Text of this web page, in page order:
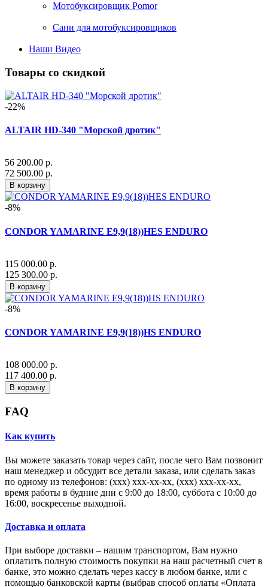
Мотобуксировщик Pomor
Сани для мотобуксировщиков
Наши Видео
Товары со скидкой
-22%
ALTAIR HD-340 "Морской дротик"
56 200.00 р.
72 500.00 р.
В корзину
-8%
CONDOR YAMARINE E9,9(18))HES ENDURO
115 000.00 р.
125 300.00 р.
В корзину
-8%
CONDOR YAMARINE E9,9(18))HS ENDURO
108 000.00 р.
117 400.00 р.
В корзину
FAQ
Как купить
Вы можете заказать товар через сайт, после чего Вам позвонит
наш менеджер и обсудит все детали заказа, или сделать заказ
по одному из телефонов: (xxx) xxx-xx-xx, (xxx) xxx-xx-xx,
время работы в будние дни с 9:00 до 18:00, суббота с 10:00 до
16:00, воскресенье выходной.
Доставка и оплата
При выборе доставки – нашим транспортом, Вам нужно
оплатить полную стоимость покупки на наш расчетный счет в
банке, это можно сделать через кассу в любом банке, или с
помощью банковской карты (выбрав способ оплаты «Оплата